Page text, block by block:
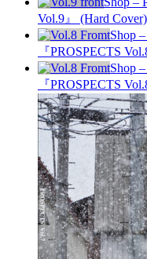
Vol.9』 (Hard Cover)
Shop
『PROSPECTS
Shop
『PROSPECTS